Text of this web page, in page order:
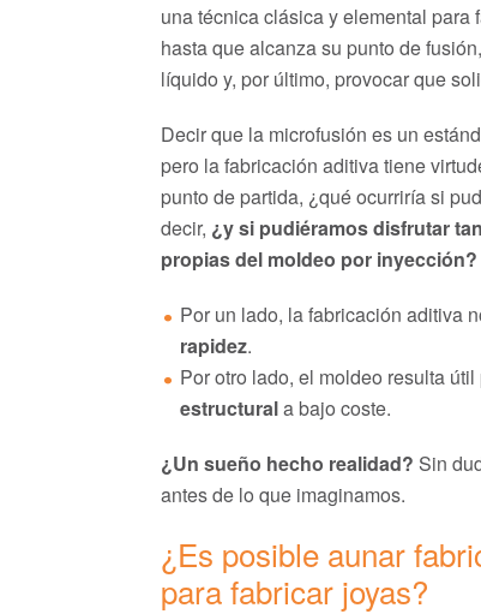
una técnica clásica y elemental
hasta que alcanza su punto de
líquido y, por último, provocar que
Decir que la microfusión es un
pero la fabricación aditiva tiene
punto de partida, ¿qué ocurriría si
decir, ¿y si pudiéramos disfrutar
propias del moldeo por inyección?
Por un lado, la fabricación aditiva
rapidez.
Por otro lado, el moldeo resulta útil
estructurala bajo coste.
¿Un sueño hecho realidad? Sin
antes de lo que imaginamos.
¿Es posible aunar
para fabricar joyas?